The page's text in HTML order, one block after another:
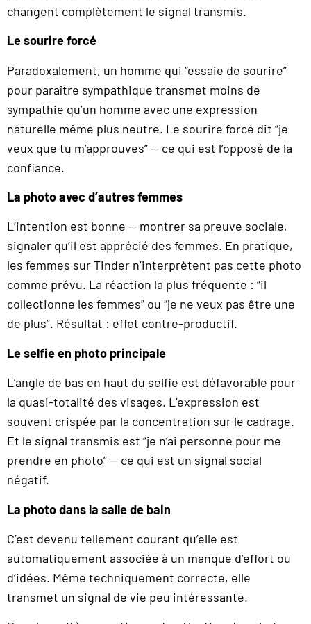
changent complètement le signal transmis.
Le sourire forcé
Paradoxalement, un homme qui “essaie de sourire”
pour paraître sympathique transmet moins de
sympathie qu’un homme avec une expression
naturelle même plus neutre. Le sourire forcé dit “je
veux que tu m’approuves” — ce qui est l’opposé de la
confiance.
La photo avec d’autres femmes
L’intention est bonne — montrer sa preuve sociale,
signaler qu’il est apprécié des femmes. En pratique,
les femmes sur Tinder n’interprètent pas cette photo
comme prévu. La réaction la plus fréquente : “il
collectionne les femmes” ou “je ne veux pas être une
de plus”. Résultat : effet contre-productif.
Le selfie en photo principale
L’angle de bas en haut du selfie est défavorable pour
la quasi-totalité des visages. L’expression est
souvent crispée par la concentration sur le cadrage.
Et le signal transmis est “je n’ai personne pour me
prendre en photo” — ce qui est un signal social
négatif.
La photo dans la salle de bain
C’est devenu tellement courant qu’elle est
automatiquement associée à un manque d’effort ou
d’idées. Même techniquement correcte, elle
transmet un signal de vie peu intéressante.